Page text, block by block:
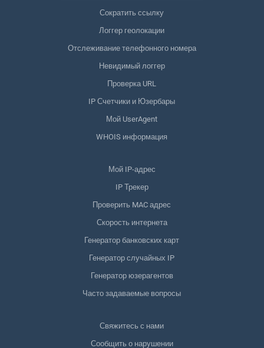
Сократить ссылку
Логгер геолокации
Отслеживание телефонного номера
Невидимый логгер
Проверка URL
IP Счетчики и Юзербары
Мой UserAgent
WHOIS информация
Мой IP-адрес
IP Трекер
Проверить MAC адрес
Скорость интернета
Генератор банковских карт
Генератор случайных IP
Генератор юзерагентов
Часто задаваемые вопросы
Свяжитесь с нами
Сообщить о нарушении